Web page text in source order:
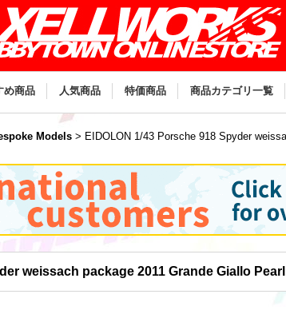
め商品 人気商品 特価商品 商品カテゴリ一覧
Models > EIDOLON 1/43 Porsche 918 Spyder
weissach package 2011 Grande Giallo